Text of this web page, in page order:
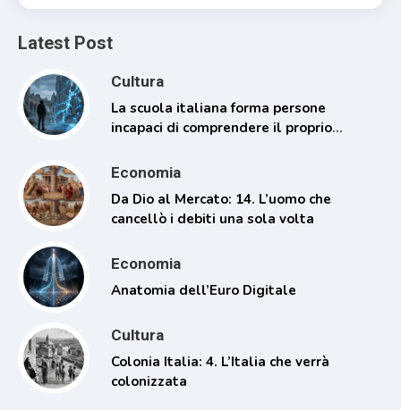
Latest Post
Cultura
La scuola italiana forma persone
incapaci di comprendere il proprio
Economia
Da Dio al Mercato: 14. L’uomo che
cancellò i debiti una sola volta
Economia
Anatomia dell’Euro Digitale
Cultura
Colonia Italia: 4. L’Italia che verrà
colonizzata